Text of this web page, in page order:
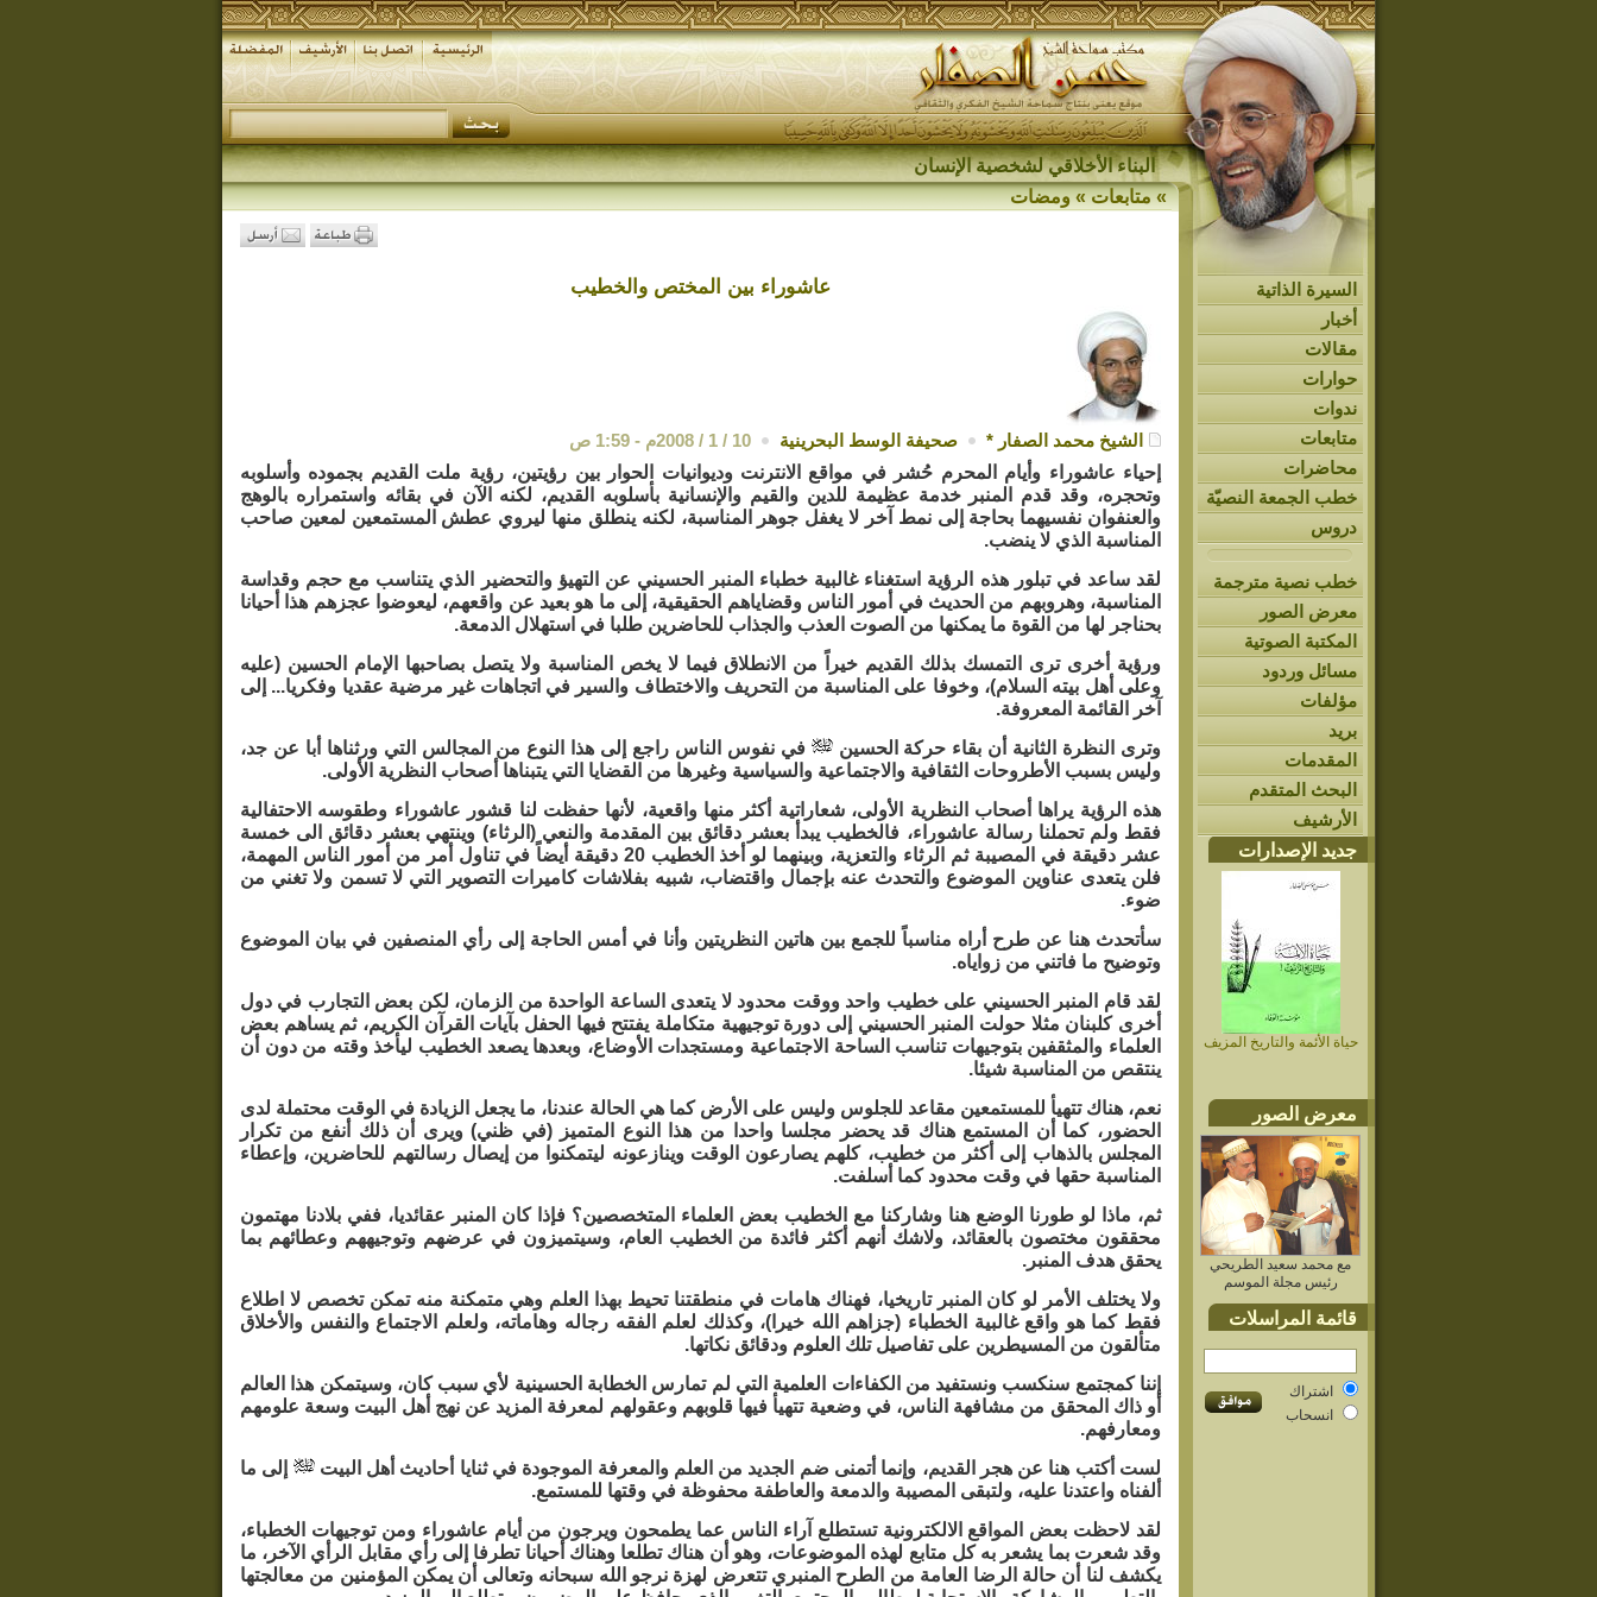
البناء الأخلاقي لشخصية الإنسان
السيرة الذاتية
أخبار
مقالات
حوارات
ندوات
متابعات
محاضرات
خطب الجمعة النصيّة
دروس
خطب نصية مترجمة
معرض الصور
المكتبة الصوتية
مسائل وردود
مؤلفات
بريد
المقدمات
البحث المتقدم
الأرشيف
جديد الإصدارات
حياة الأئمة والتاريخ المزيف
معرض الصور
مع محمد سعيد الطريحي
رئيس مجلة الموسم
قائمة المراسلات
اشتراك
انسحاب
»متابعات»ومضات
عاشوراء بين المختص والخطيب
الشيخ محمد الصفار * صحيفة الوسط البحرينية
10 / 1 / 2008م - 1:59 ص
إحياء عاشوراء وأيام المحرم حُشر في مواقع الانترنت وديوانيات الحوار بين رؤيتين، رؤية ملت القديم بجموده وأسلوبه
وتحجره، وقد قدم المنبر خدمة عظيمة للدين والقيم والإنسانية بأسلوبه القديم، لكنه الآن في بقائه واستمراره بالوهج
والعنفوان نفسيهما بحاجة إلى نمط آخر لا يغفل جوهر المناسبة، لكنه ينطلق منها ليروي عطش المستمعين لمعين صاحب
المناسبة الذي لا ينضب.
لقد ساعد في تبلور هذه الرؤية استغناء غالبية خطباء المنبر الحسيني عن التهيؤ والتحضير الذي يتناسب مع حجم وقداسة
المناسبة، وهروبهم من الحديث في أمور الناس وقضاياهم الحقيقية، إلى ما هو بعيد عن واقعهم، ليعوضوا عجزهم هذا أحيانا
بحناجر لها من القوة ما يمكنها من الصوت العذب والجذاب للحاضرين طلبا في استهلال الدمعة.
ورؤية أخرى ترى التمسك بذلك القديم خيراً من الانطلاق فيما لا يخص المناسبة ولا يتصل بصاحبها الإمام الحسين (عليه
وعلى أهل بيته السلام)، وخوفا على المناسبة من التحريف والاختطاف والسير في اتجاهات غير مرضية عقديا وفكريا... إلى
آخر القائمة المعروفة.
وترى النظرة الثانية أن بقاء حركة الحسين
في نفوس الناس راجع إلى هذا النوع من المجالس التي ورثناها أبا عن جد،
وليس بسبب الأطروحات الثقافية والاجتماعية والسياسية وغيرها من القضايا التي يتبناها أصحاب النظرية الأولى.
هذه الرؤية يراها أصحاب النظرية الأولى، شعاراتية أكثر منها واقعية، لأنها حفظت لنا قشور عاشوراء وطقوسه الاحتفالية
فقط ولم تحملنا رسالة عاشوراء، فالخطيب يبدأ بعشر دقائق بين المقدمة والنعي (الرثاء) وينتهي بعشر دقائق الى خمسة
عشر دقيقة في المصيبة ثم الرثاء والتعزية، وبينهما لو أخذ الخطيب 20 دقيقة أيضاً في تناول أمر من أمور الناس المهمة،
فلن يتعدى عناوين الموضوع والتحدث عنه بإجمال واقتضاب، شبيه بفلاشات كاميرات التصوير التي لا تسمن ولا تغني من
ضوء.
سأتحدث هنا عن طرح أراه مناسباً للجمع بين هاتين النظريتين وأنا في أمس الحاجة إلى رأي المنصفين في بيان الموضوع
وتوضيح ما فاتني من زواياه.
لقد قام المنبر الحسيني على خطيب واحد ووقت محدود لا يتعدى الساعة الواحدة من الزمان، لكن بعض التجارب في دول
أخرى كلبنان مثلا حولت المنبر الحسيني إلى دورة توجيهية متكاملة يفتتح فيها الحفل بآيات القرآن الكريم، ثم يساهم بعض
العلماء والمثقفين بتوجيهات تناسب الساحة الاجتماعية ومستجدات الأوضاع، وبعدها يصعد الخطيب ليأخذ وقته من دون أن
ينتقص من المناسبة شيئا.
نعم، هناك تتهيأ للمستمعين مقاعد للجلوس وليس على الأرض كما هي الحالة عندنا، ما يجعل الزيادة في الوقت محتملة لدى
الحضور، كما أن المستمع هناك قد يحضر مجلسا واحدا من هذا النوع المتميز (في ظني) ويرى أن ذلك أنفع من تكرار
المجلس بالذهاب إلى أكثر من خطيب، كلهم يصارعون الوقت وينازعونه ليتمكنوا من إيصال رسالتهم للحاضرين، وإعطاء
المناسبة حقها في وقت محدود كما أسلفت.
ثم، ماذا لو طورنا الوضع هنا وشاركنا مع الخطيب بعض العلماء المتخصصين؟ فإذا كان المنبر عقائديا، ففي بلادنا مهتمون
محققون مختصون بالعقائد، ولاشك أنهم أكثر فائدة من الخطيب العام، وسيتميزون في عرضهم وتوجيههم وعطائهم بما
يحقق هدف المنبر.
ولا يختلف الأمر لو كان المنبر تاريخيا، فهناك هامات في منطقتنا تحيط بهذا العلم وهي متمكنة منه تمكن تخصص لا اطلاع
فقط كما هو واقع غالبية الخطباء (جزاهم الله خيرا)، وكذلك لعلم الفقه رجاله وهاماته، ولعلم الاجتماع والنفس والأخلاق
متألقون من المسيطرين على تفاصيل تلك العلوم ودقائق نكاتها.
إننا كمجتمع سنكسب ونستفيد من الكفاءات العلمية التي لم تمارس الخطابة الحسينية لأي سبب كان، وسيتمكن هذا العالم
أو ذاك المحقق من مشافهة الناس، في وضعية تتهيأ فيها قلوبهم وعقولهم لمعرفة المزيد عن نهج أهل البيت وسعة علومهم
ومعارفهم.
لست أكتب هنا عن هجر القديم، وإنما أتمنى ضم الجديد من العلم والمعرفة الموجودة في ثنايا أحاديث أهل البيت
إلى ما
ألفناه واعتدنا عليه، ولتبقى المصيبة والدمعة والعاطفة محفوظة في وقتها للمستمع.
لقد لاحظت بعض المواقع الالكترونية تستطلع آراء الناس عما يطمحون ويرجون من أيام عاشوراء ومن توجيهات الخطباء،
وقد شعرت بما يشعر به كل متابع لهذه الموضوعات، وهو أن هناك تطلعا وهناك أحيانا تطرفا إلى رأي مقابل الرأي الآخر، ما
يكشف لنا أن حالة الرضا العامة من الطرح المنبري تتعرض لهزة نرجو الله سبحانه وتعالى أن يمكن المؤمنين من معالجتها